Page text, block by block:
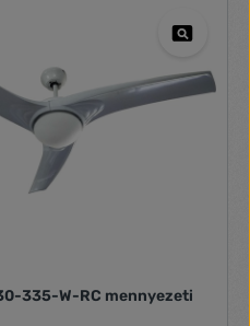
335-W-RC mennyezeti